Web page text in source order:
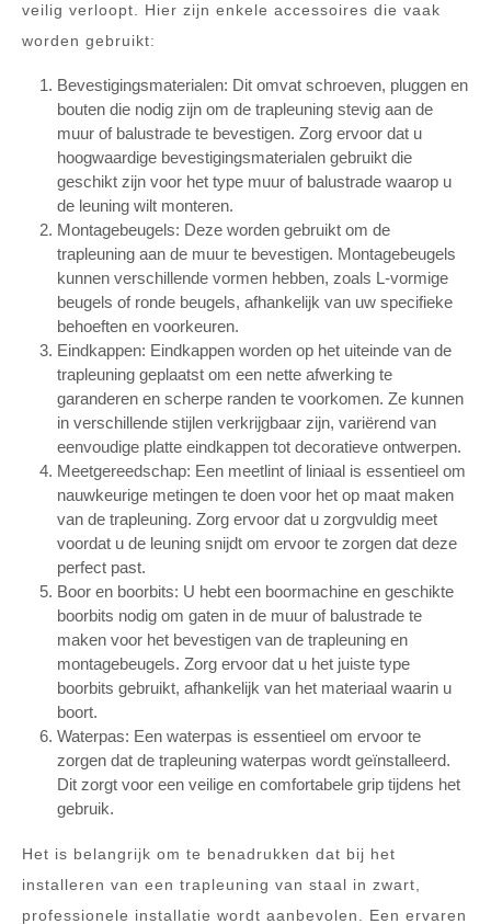
veilig verloopt. Hier zijn enkele accessoires die vaak
worden gebruikt:
Bevestigingsmaterialen: Dit omvat schroeven, pluggen en
bouten die nodig zijn om de trapleuning stevig aan de
muur of balustrade te bevestigen. Zorg ervoor dat u
hoogwaardige bevestigingsmaterialen gebruikt die
geschikt zijn voor het type muur of balustrade waarop u
de leuning wilt monteren.
Montagebeugels: Deze worden gebruikt om de
trapleuning aan de muur te bevestigen. Montagebeugels
kunnen verschillende vormen hebben, zoals L-vormige
beugels of ronde beugels, afhankelijk van uw specifieke
behoeften en voorkeuren.
Eindkappen: Eindkappen worden op het uiteinde van de
trapleuning geplaatst om een nette afwerking te
garanderen en scherpe randen te voorkomen. Ze kunnen
in verschillende stijlen verkrijgbaar zijn, variërend van
eenvoudige platte eindkappen tot decoratieve ontwerpen.
Meetgereedschap: Een meetlint of liniaal is essentieel om
nauwkeurige metingen te doen voor het op maat maken
van de trapleuning. Zorg ervoor dat u zorgvuldig meet
voordat u de leuning snijdt om ervoor te zorgen dat deze
perfect past.
Boor en boorbits: U hebt een boormachine en geschikte
boorbits nodig om gaten in de muur of balustrade te
maken voor het bevestigen van de trapleuning en
montagebeugels. Zorg ervoor dat u het juiste type
boorbits gebruikt, afhankelijk van het materiaal waarin u
boort.
Waterpas: Een waterpas is essentieel om ervoor te
zorgen dat de trapleuning waterpas wordt geïnstalleerd.
Dit zorgt voor een veilige en comfortabele grip tijdens het
gebruik.
Het is belangrijk om te benadrukken dat bij het
installeren van een trapleuning van staal in zwart,
professionele installatie wordt aanbevolen. Een ervaren